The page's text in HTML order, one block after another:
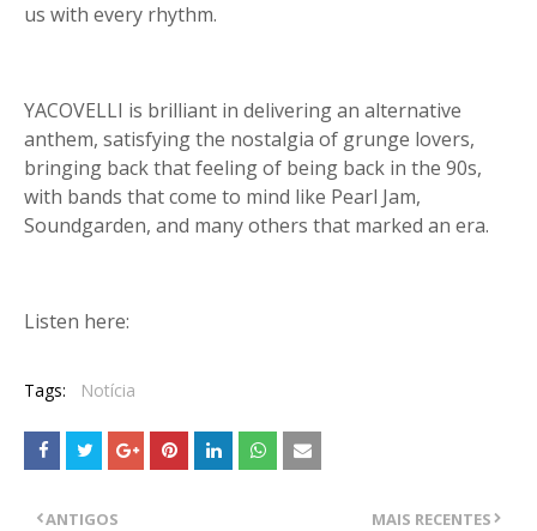
us with every rhythm.
YACOVELLI is brilliant in delivering an alternative
anthem, satisfying the nostalgia of grunge lovers,
bringing back that feeling of being back in the 90s,
with bands that come to mind like Pearl Jam,
Soundgarden, and many others that marked an era.
Listen here:
Tags: Notícia
MAIS RECENTES
ANTIGOS